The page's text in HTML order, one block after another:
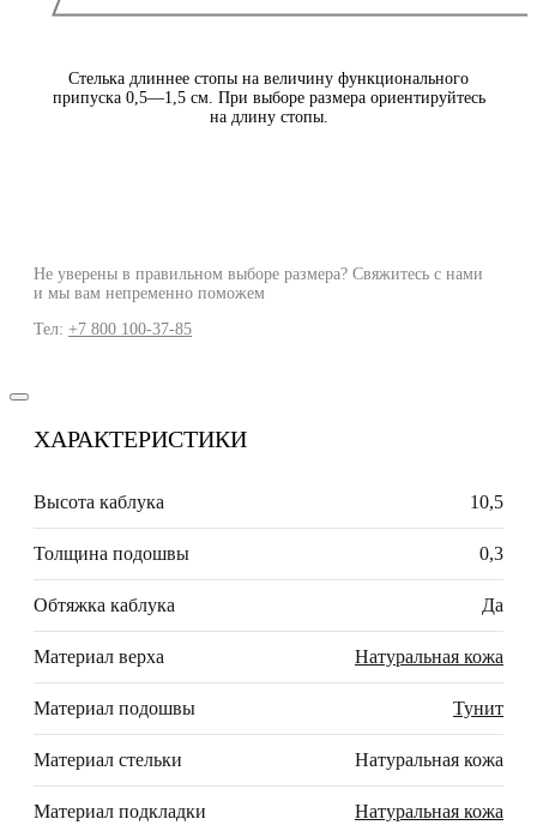
Стелька длиннее стопы на величину функционального
припуска 0,5—1,5 см. При выборе размера ориентируйтесь
на длину стопы.
Не уверены в правильном выборе размера? Свяжитесь с нами
и мы вам непременно поможем
Тел: +7 800 100-37-85
ХАРАКТЕРИСТИКИ
Высота каблука 10,5
Толщина подошвы 0,3
Обтяжка каблука Да
Материал верха Натуральная кожа
Материал подошвы Тунит
Материал стельки Натуральная кожа
Материал подкладки Натуральная кожа